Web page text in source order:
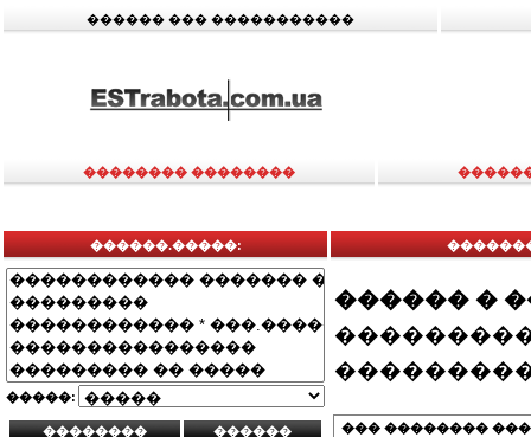
������ ��� �����������
�������� ��������
������.�����:
�����:
������ �
��� ��������